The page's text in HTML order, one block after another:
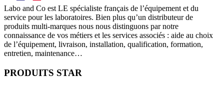
Labo and Co est LE spécialiste français de l’équipement et du
service pour les laboratoires. Bien plus qu’un distributeur de
produits multi-marques nous nous distinguons par notre
connaissance de vos métiers et les services associés : aide au choix
de l’équipement, livraison, installation, qualification, formation,
entretien, maintenance…
PRODUITS STAR